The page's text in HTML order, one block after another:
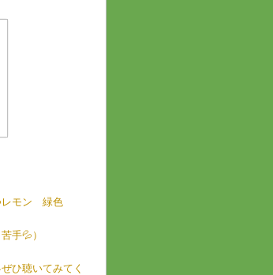
レモン 緑色
手💦）
ひ聴いてみてく